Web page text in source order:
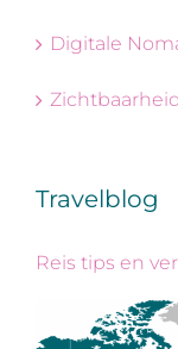
Digitale
Zichtbaarheid
Travelblog
Reis tips en